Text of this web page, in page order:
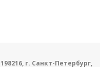
198216, г. Санкт-Петербург,